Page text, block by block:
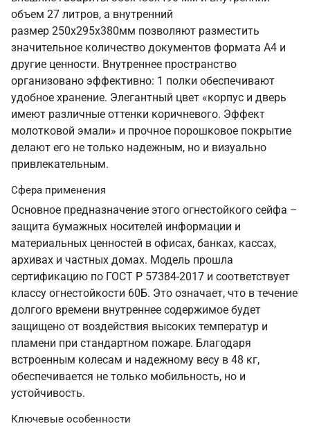
объем 27 литров, а внутренний
размер 250х295х380мм позволяют разместить
значительное количество документов формата А4 и
другие ценности. Внутреннее пространство
организовано эффективно: 1 полки обеспечивают
удобное хранение. Элегантный цвет «корпус и дверь
имеют различные оттенки коричневого. Эффект
молотковой эмали» и прочное порошковое покрытие
делают его не только надежным, но и визуально
привлекательным.
Сфера применения
Основное предназначение этого огнестойкого сейфа –
защита бумажных носителей информации и
материальных ценностей в офисах, банках, кассах,
архивах и частных домах. Модель прошла
сертификацию по ГОСТ Р 57384-2017 и соответствует
классу огнестойкости 60Б. Это означает, что в течение
долгого времени внутреннее содержимое будет
защищено от воздействия высоких температур и
пламени при стандартном пожаре. Благодаря
встроенным колесам и надежному весу в 48 кг,
обеспечивается не только мобильность, но и
устойчивость.
Ключевые особенности